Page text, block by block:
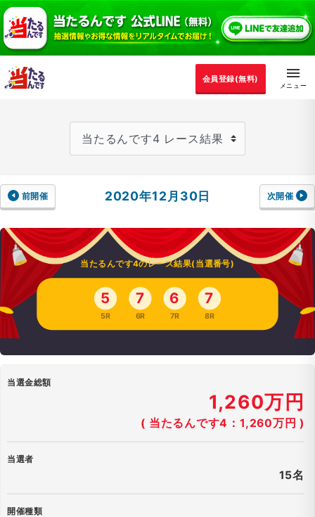
会員登録(無料)
前開催 2020年12月30日 次開催
当たるんです4のレース結果(当選番号)
5
5R
7
6R
6
7R
7
8R
当選金総額
1,260万円
( 当たるんです4：1,260万円 )
当選者
15名
開催種類